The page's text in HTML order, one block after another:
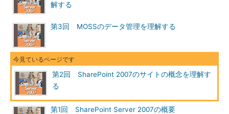
解する
第3回 MOSSのデータ管理を理解する
第2回 SharePoint 2007のサイトの概念を理解す
る
第1回 SharePoint Server 2007の概要